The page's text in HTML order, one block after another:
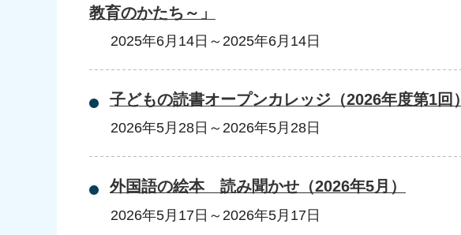
教育のかたち～」
2025年6月14日 ～ 2025年6月14日
子どもの読書オープンカレッジ（2026年度第1回）
2026年5月28日 ～ 2026年5月28日
外国語の絵本 読み聞かせ（2026年5月）
2026年5月17日 ～ 2026年5月17日